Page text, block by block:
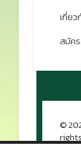
เกี่ย
สมัค
©